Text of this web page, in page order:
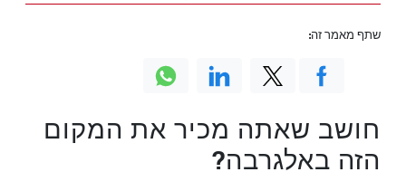
חושב שאתה מכיר את המקום
הזה באלגרבה?
שתף מאמר זה: